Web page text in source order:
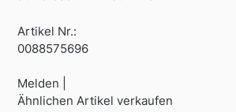
Artikel Nr.:
0088575696
Melden |
Ähnlichen Artikel verkaufen